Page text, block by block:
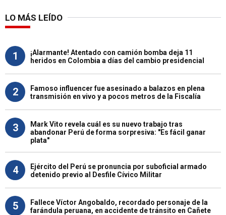
LO MÁS LEÍDO
1
¡Alarmante! Atentado con camión bomba deja 11
heridos en Colombia a días del cambio presidencial
2
Famoso influencer fue asesinado a balazos en plena
transmisión en vivo y a pocos metros de la Fiscalía
3
Mark Vito revela cuál es su nuevo trabajo tras
abandonar Perú de forma sorpresiva: "Es fácil ganar
plata"
4
Ejército del Perú se pronuncia por suboficial armado
detenido previo al Desfile Cívico Militar
5
Fallece Víctor Angobaldo, recordado personaje de la
farándula peruana, en accidente de tránsito en Cañete